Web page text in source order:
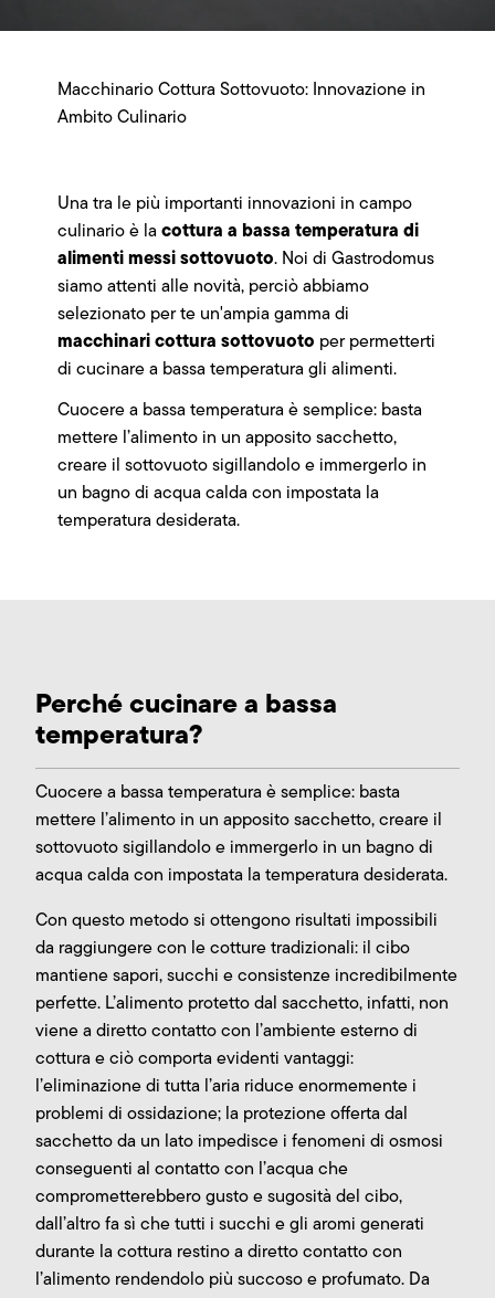
Macchinario Cottura Sottovuoto: Innovazione in
Ambito Culinario
Una tra le più importanti innovazioni in campo
culinario è la cottura a bassa temperatura di
alimenti messi sottovuoto. Noi di Gastrodomus
siamo attenti alle novità, perciò abbiamo
selezionato per te un'ampia gamma di
macchinari cottura sottovuoto per permetterti
di cucinare a bassa temperatura gli alimenti.
Cuocere a bassa temperatura è semplice: basta
mettere l’alimento in un apposito sacchetto,
creare il sottovuoto sigillandolo e immergerlo in
un bagno di acqua calda con impostata la
temperatura desiderata.
Perché cucinare a bassa
temperatura?
Cuocere a bassa temperatura è semplice: basta
mettere l’alimento in un apposito sacchetto, creare il
sottovuoto sigillandolo e immergerlo in un bagno di
acqua calda con impostata la temperatura desiderata.
Con questo metodo si ottengono risultati impossibili
da raggiungere con le cotture tradizionali: il cibo
mantiene sapori, succhi e consistenze incredibilmente
perfette. L’alimento protetto dal sacchetto, infatti, non
viene a diretto contatto con l’ambiente esterno di
cottura e ciò comporta evidenti vantaggi:
l’eliminazione di tutta l’aria riduce enormemente i
problemi di ossidazione; la protezione offerta dal
sacchetto da un lato impedisce i fenomeni di osmosi
conseguenti al contatto con l’acqua che
comprometterebbero gusto e sugosità del cibo,
dall’altro fa sì che tutti i succhi e gli aromi generati
durante la cottura restino a diretto contatto con
l’alimento rendendolo più succoso e profumato. Da